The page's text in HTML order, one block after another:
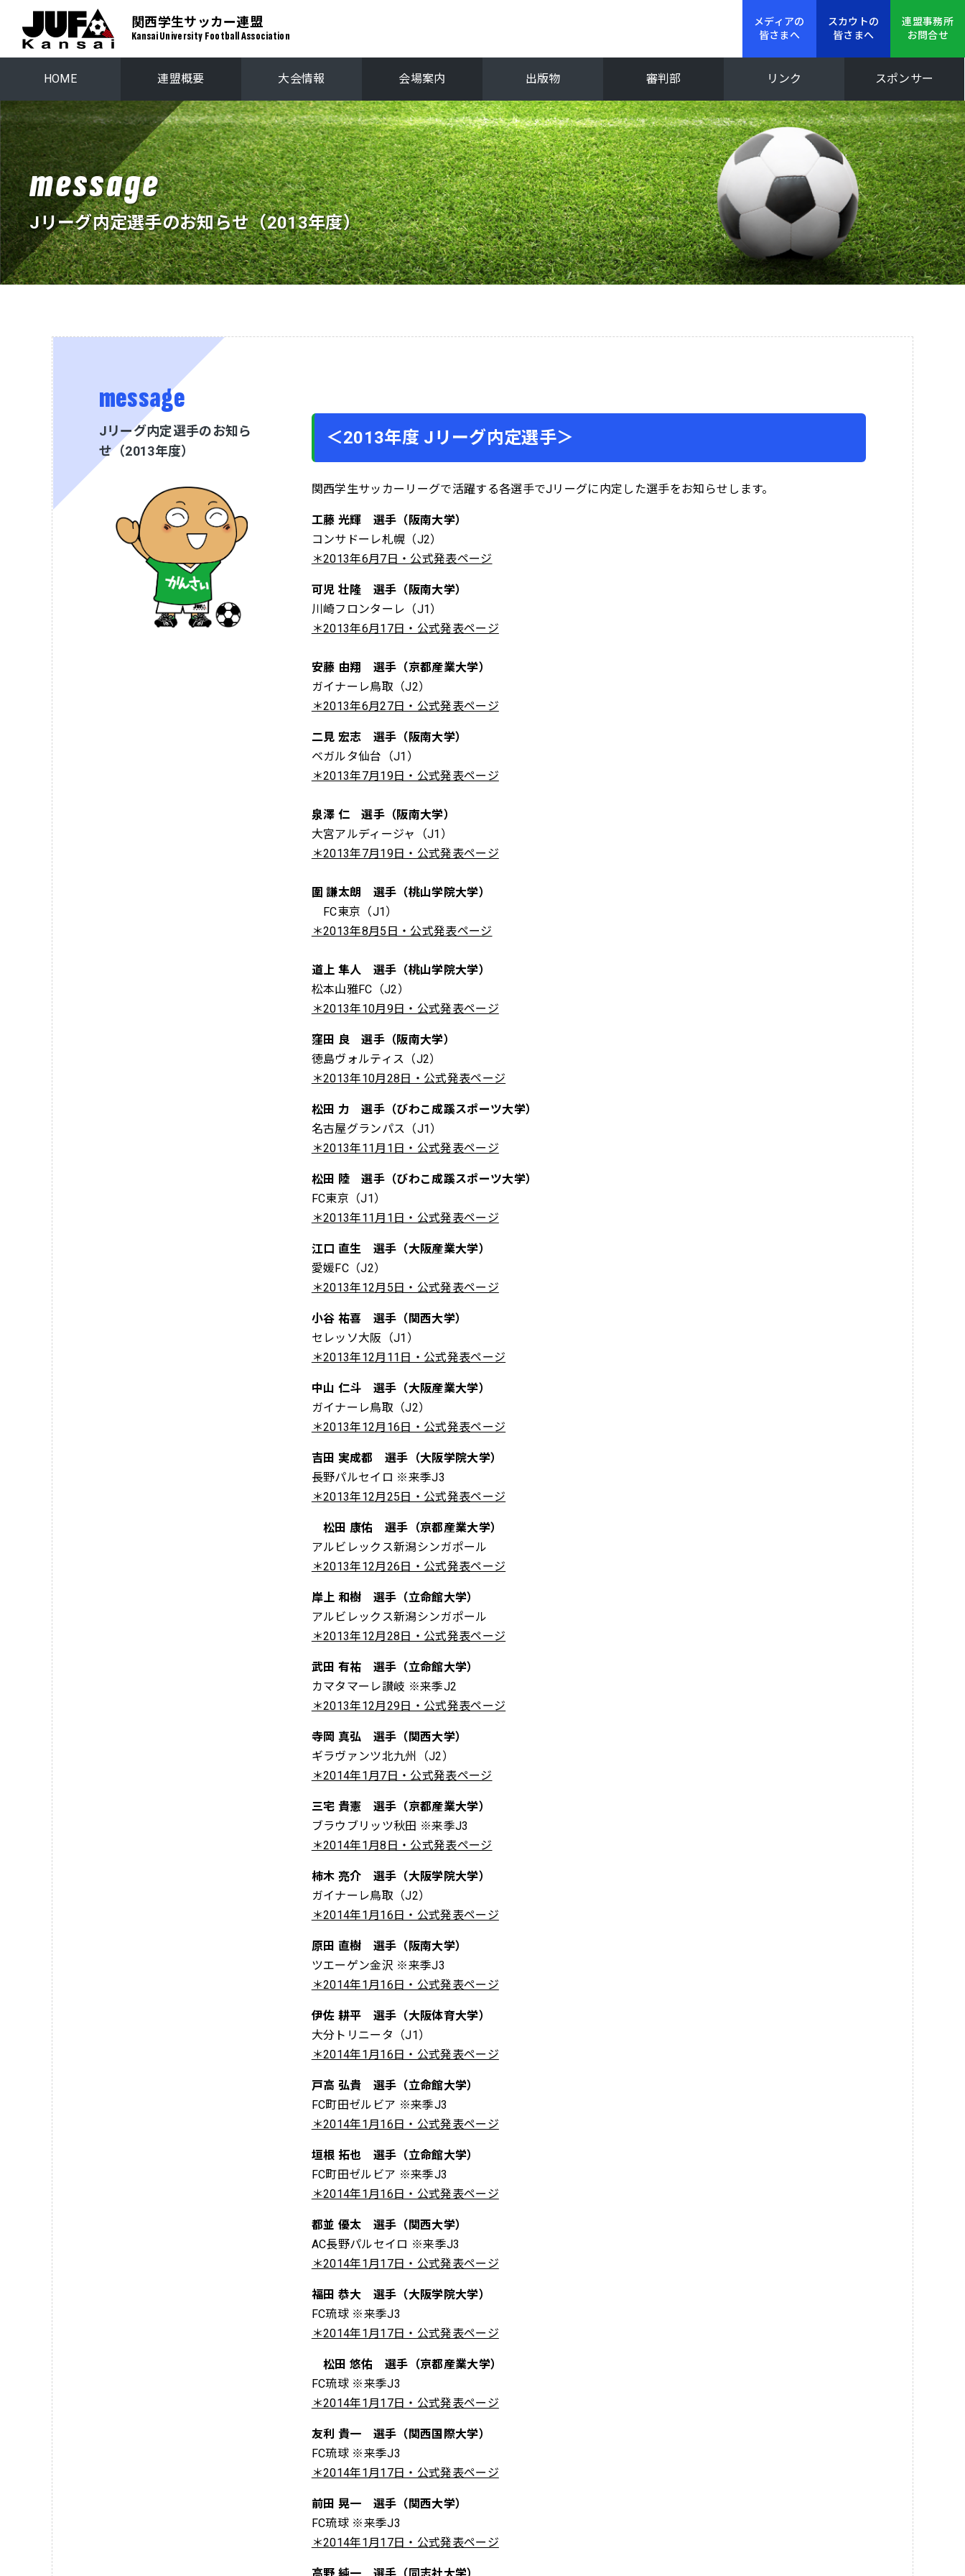
関西学生サッカー連盟
Kansai University Football Association
メディアの
皆さまへ
スカウトの
皆さまへ
連盟事務所
お問合せ
HOME 連盟概要 大会情報
関西学生リーグ プレーオフ 関西選手権 新人大会 Iリーグ
関西ステップアップリーグ 関西学生選抜
会場案内 出版物 審判部 リンク スポンサー
message
Jリーグ内定選手のお知らせ（2013年度）
message
Jリーグ内定選手のお知ら
せ（2013年度）
＜2013年度 Jリーグ内定選手＞
関西学生サッカーリーグで活躍する各選手でJリーグに内定した選手をお知らせします。
工藤 光輝 選手（阪南大学）
コンサドーレ札幌（J2）
＊2013年6月7日・公式発表ページ
可児 壮隆 選手（阪南大学）
川崎フロンターレ（J1）
＊2013年6月17日・公式発表ページ
安藤 由翔 選手（京都産業大学）
ガイナーレ鳥取（J2）
＊2013年6月27日・公式発表ページ
二見 宏志 選手（阪南大学）
ベガルタ仙台（J1）
＊2013年7月19日・公式発表ページ
泉澤 仁 選手（阪南大学）
大宮アルディージャ（J1）
＊2013年7月19日・公式発表ページ
圍 謙太朗 選手（桃山学院大学）
FC東京（J1）
＊2013年8月5日・公式発表ページ
道上 隼人 選手（桃山学院大学）
松本山雅FC（J2）
＊2013年10月9日・公式発表ページ
窪田 良 選手（阪南大学）
徳島ヴォルティス（J2）
＊2013年10月28日・公式発表ページ
松田 力 選手（びわこ成蹊スポーツ大学）
名古屋グランパス（J1）
＊2013年11月1日・公式発表ページ
松田 陸 選手（びわこ成蹊スポーツ大学）
FC東京（J1）
＊2013年11月1日・公式発表ページ
江口 直生 選手（大阪産業大学）
愛媛FC（J2）
＊2013年12月5日・公式発表ページ
小谷 祐喜 選手（関西大学）
セレッソ大阪（J1）
＊2013年12月11日・公式発表ページ
中山 仁斗 選手（大阪産業大学）
ガイナーレ鳥取（J2）
＊2013年12月16日・公式発表ページ
吉田 実成都 選手（大阪学院大学）
長野パルセイロ ※来季J3
＊2013年12月25日・公式発表ページ
松田 康佑 選手（京都産業大学）
アルビレックス新潟シンガポール
＊2013年12月26日・公式発表ページ
岸上 和樹 選手（立命館大学）
アルビレックス新潟シンガポール
＊2013年12月28日・公式発表ページ
武田 有祐 選手（立命館大学）
カマタマーレ讃岐 ※来季J2
＊2013年12月29日・公式発表ページ
寺岡 真弘 選手（関西大学）
ギラヴァンツ北九州（J2）
＊2014年1月7日・公式発表ページ
三宅 貴憲 選手（京都産業大学）
ブラウブリッツ秋田 ※来季J3
＊2014年1月8日・公式発表ページ
柿木 亮介 選手（大阪学院大学）
ガイナーレ鳥取（J2）
＊2014年1月16日・公式発表ページ
原田 直樹 選手（阪南大学）
ツエーゲン金沢 ※来季J3
＊2014年1月16日・公式発表ページ
伊佐 耕平 選手（大阪体育大学）
大分トリニータ（J1）
＊2014年1月16日・公式発表ページ
戸高 弘貴 選手（立命館大学）
FC町田ゼルビア ※来季J3
＊2014年1月16日・公式発表ページ
垣根 拓也 選手（立命館大学）
FC町田ゼルビア ※来季J3
＊2014年1月16日・公式発表ページ
都並 優太 選手（関西大学）
AC長野パルセイロ ※来季J3
＊2014年1月17日・公式発表ページ
福田 恭大 選手（大阪学院大学）
FC琉球 ※来季J3
＊2014年1月17日・公式発表ページ
松田 悠佑 選手（京都産業大学）
FC琉球 ※来季J3
＊2014年1月17日・公式発表ページ
友利 貴一 選手（関西国際大学）
FC琉球 ※来季J3
＊2014年1月17日・公式発表ページ
前田 晃一 選手（関西大学）
FC琉球 ※来季J3
＊2014年1月17日・公式発表ページ